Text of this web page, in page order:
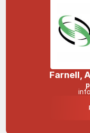
Farnell,